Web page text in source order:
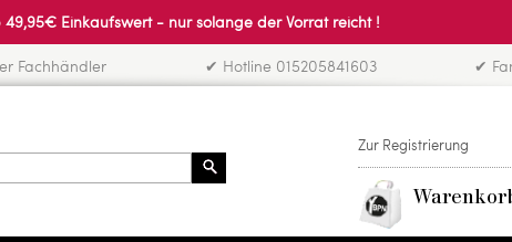
49,95€ Einkaufswert - nur solange der Vorrat reicht !
Fachhändler ✔ Hotline 015205841603 ✔
Zur Registrierung